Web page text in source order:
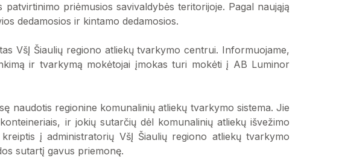
priėmusios savivaldybės teritorijoje. Pagal naująją
dedamosios ir kintamo dedamosios.
VšĮ Šiaulių regiono atliekų tvarkymo centrui. Informuojame,
ir tvarkymą mokėtojai įmokas turi mokėti į AB Luminor
naudotis regionine komunalinių atliekų tvarkymo sistema. Jie
ir jokių sutarčių dėl komunalinių atliekų išvežimo
į administratorių VšĮ Šiaulių regiono atliekų tvarkymo
sutartį gavus priemonę.